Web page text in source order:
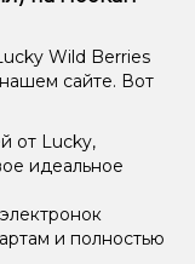
Wild Berries
сайте. Вот
от Lucky,
идеальное
и полностью